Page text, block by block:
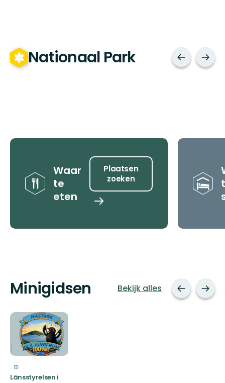
Nationaal Park
Tips
Waar
te
eten
Plaatsen
zoeken
Plaatsen
Minigidsen Bekijk alles
Länsstyrelsen i